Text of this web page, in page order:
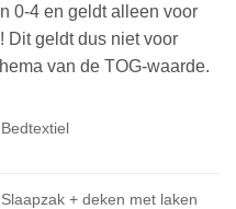
0-4 en geldt alleen voor
Dit geldt dus niet voor
van de TOG-waarde.
Bedtextiel
Slaapzak + deken met laken